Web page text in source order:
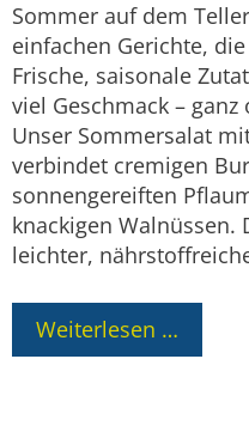
Sommer auf dem
einfachen Gerichte,
Frische, saisonale
viel Geschmack –
Unser Sommersalat
verbindet cremigen
sonnengereiften
knackigen Walnüssen.
leichter,
Weiterlesen …